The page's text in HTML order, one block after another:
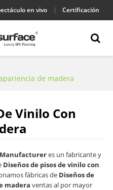
en vivo Certificación
de madera
Vinilo Con
Manufactureres un fabricante y
Diseños de pisos de vinilo con
fábricas de Diseños de
madera ventas al por mayor